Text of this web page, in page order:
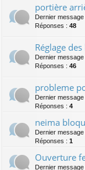
portière
Dernier
Réponses : 48
Réglage
Dernier
Réponses : 46
probleme
Dernier
Réponses : 4
neima
Dernier
Réponses : 1
Ouverture
Dernier